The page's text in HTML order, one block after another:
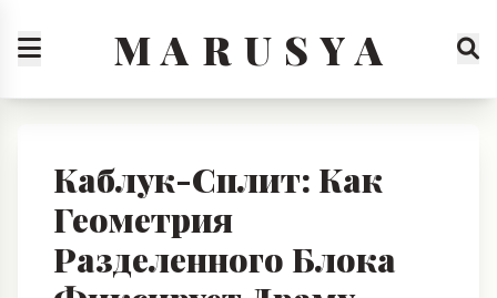
M A R U S Y A
Каблук-Сплит: Как
Геометрия
Разделенного Блока